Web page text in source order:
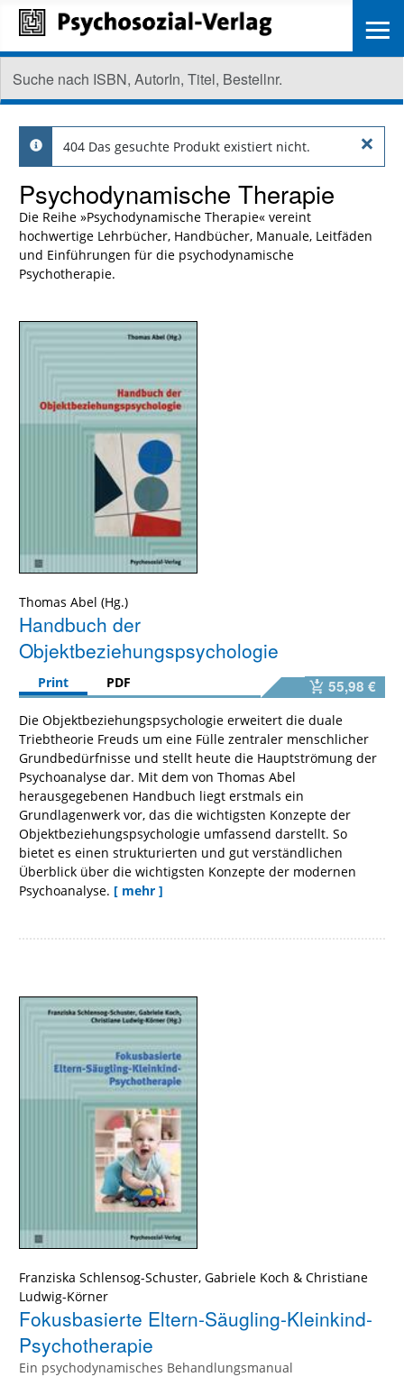
×
info 404 Das gesuchte Produkt existiert nicht.
Psychodynamische Therapie
Die Reihe »Psychodynamische Therapie« vereint
hochwertige Lehrbücher, Handbücher, Manuale, Leitfäden
und Einführungen für die psychodynamische
Psychotherapie.
Thomas Abel
Handbuch der
Objektbeziehungspsychologie
Print PDF 55,98 €
Die Objektbeziehungspsychologie erweitert die duale
Triebtheorie Freuds um eine Fülle zentraler menschlicher
Grundbedürfnisse und stellt heute die Hauptströmung der
Psychoanalyse dar. Mit dem von Thomas Abel
herausgegebenen Handbuch liegt erstmals ein
Grundlagenwerk vor, das die wichtigsten Konzepte der
Objektbeziehungspsychologie umfassend darstellt. So
bietet es einen strukturierten und gut verständlichen
Überblick über die wichtigsten Konzepte der modernen
Psychoanalyse. [ mehr ]
Franziska Schlensog-Schuster, Gabriele Koch & Christiane
Ludwig-Körner
Fokusbasierte Eltern-Säugling-Kleinkind-
Psychotherapie
Ein psychodynamisches Behandlungsmanual
≡